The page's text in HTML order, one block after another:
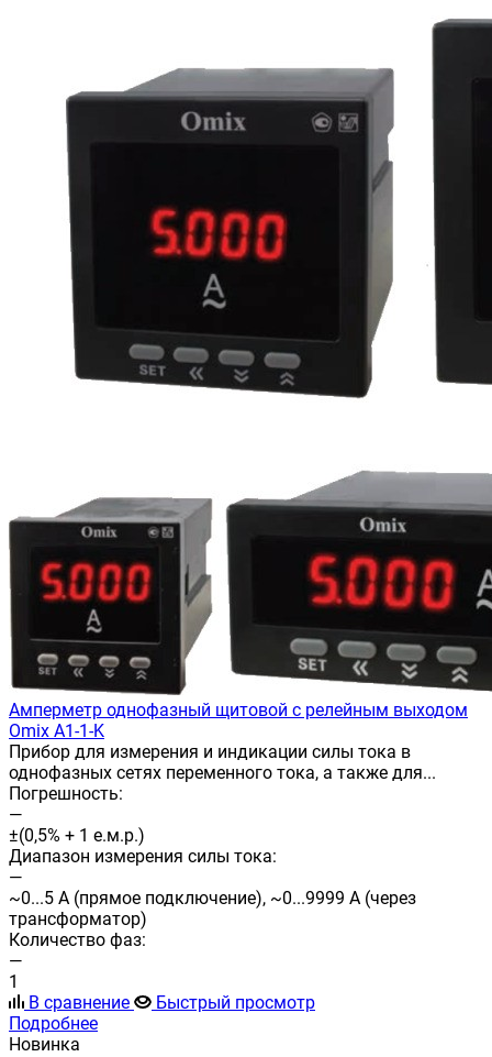
Амперметр однофазный щитовой с релейным выходом
Omix A1-1-K
Прибор для измерения и индикации силы тока в
однофазных сетях переменного тока, а также для...
Погрешность:
—
±(0,5% + 1 е.м.р.)
Диапазон измерения силы тока:
—
~0...5 А (прямое подключение), ~0...9999 А (через
трансформатор)
Количество фаз:
—
1
В сравнение
Быстрый просмотр
Подробнее
Новинка